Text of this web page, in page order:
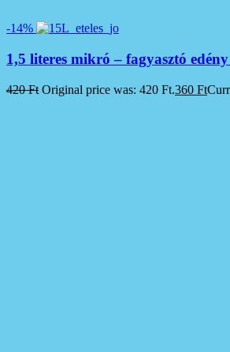
-14%
1,5 literes mikró – fagyasztó
420Ft Original price was: 420 Ft.360 Ft